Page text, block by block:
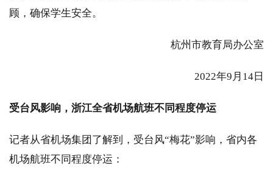
顾，确保学生安全。
杭州市教育局办公室
2022年9月14日
受台风影响，浙江全省机场航班不同程度停运
记者从省机场集团了解到，受台风“梅花”影响，省内各
机场航班不同程度停运：